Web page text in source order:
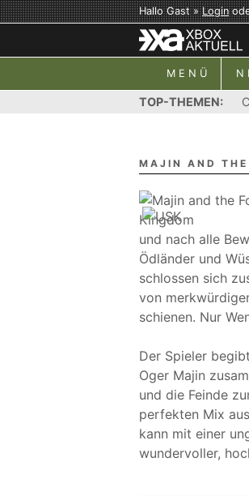
Hallo Gast »Login
MENÜ
TOP-THEMEN:
MAJIN AND THE
und nach alle
Ödländer und
schlossen sich
von
schienen. Nur
Der Spieler
Oger Majin
und die Feinde
perfekten Mix
kann mit einer
wundervoller,